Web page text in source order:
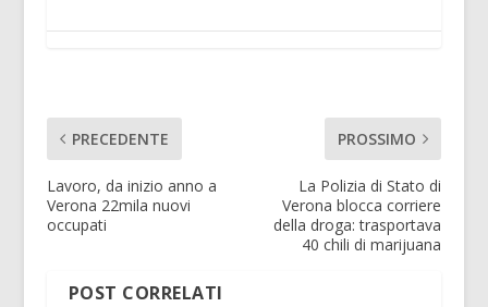
PRECEDENTE
Lavoro, da inizio anno a
Verona 22mila nuovi
occupati
PROSSIMO
La Polizia di Stato di
Verona blocca corriere
della droga: trasportava
40 chili di marijuana
POST CORRELATI